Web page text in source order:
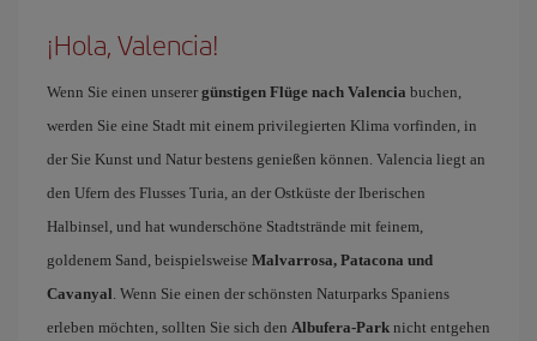
¡Hola, Valencia!
Wenn Sie einen unserer günstigen Flüge nach Valencia buchen,
werden Sie eine Stadt mit einem privilegierten Klima vorfinden, in
der Sie Kunst und Natur bestens genießen können. Valencia liegt an
den Ufern des Flusses Turia, an der Ostküste der Iberischen
Halbinsel, und hat wunderschöne Stadtstrände mit feinem,
goldenem Sand, beispielsweise Malvarrosa, Patacona und
Cavanyal. Wenn Sie einen der schönsten Naturparks Spaniens
erleben möchten, sollten Sie sich den Albufera-Park nicht entgehen